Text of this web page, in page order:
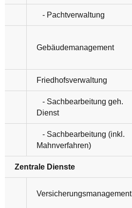
- Pachtverwaltung
Gebäudemanagement
Friedhofsverwaltung
- Sachbearbeitung geh.
Dienst
- Sachbearbeitung (inkl.
Mahnverfahren)
Zentrale Dienste
Versicherungsmanagement